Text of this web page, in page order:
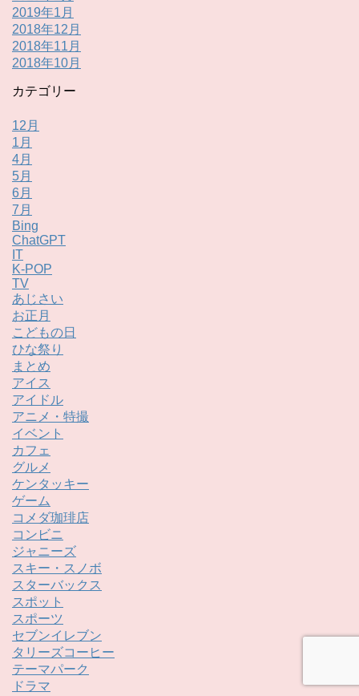
2019年1月
2018年12月
2018年11月
2018年10月
カテゴリー
12月
1月
4月
5月
6月
7月
Bing
ChatGPT
IT
K-POP
TV
あじさい
お正月
こどもの日
ひな祭り
まとめ
アイス
アイドル
アニメ・特撮
イベント
カフェ
グルメ
ケンタッキー
ゲーム
コメダ珈琲店
コンビニ
ジャニーズ
スキー・スノボ
スターバックス
スポット
スポーツ
セブンイレブン
タリーズコーヒー
テーマパーク
ドラマ